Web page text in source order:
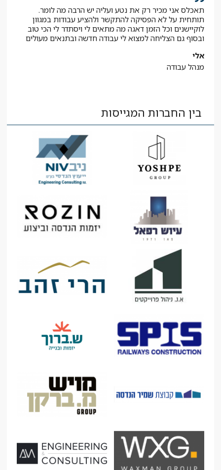
תאכלס אני מכיר רק את נטע ועליה יש הרבה מה לומר.
תותחית על לא הפסיקה להתקשר ולהציע עבודות במגוון
לוקיישנים וכל הזמן דאגה מה מתאים לי ויסתדר לי הכי טוב
ובסוף גם הצליחה למצוא לי עבודה חדשה ובתנאים מעולים
אלי
מנהל עבודה
בין החברות המגייסות